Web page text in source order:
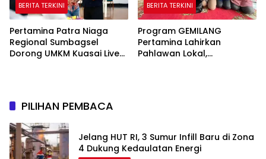
BERITA TERKINI
Pertamina Patra Niaga
Regional Sumbagsel
Dorong UMKM Kuasai Live
BERITA TERKINI
Program GEMILANG
Pertamina Lahirkan
Pahlawan Lokal,
PILIHAN PEMBACA
Jelang HUT RI, 3 Sumur Infill Baru di Zona
4 Dukung Kedaulatan Energi